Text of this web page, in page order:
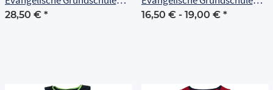
Erfurt
28,50 € *
Erfurt
16,50 € - 19,00 € *